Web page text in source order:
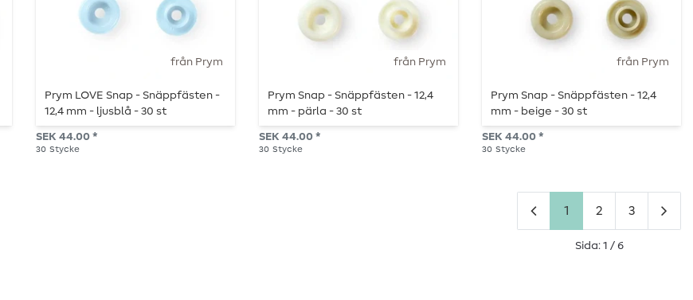
från Prym
Prym LOVE Snap - Snäppfästen -
12,4 mm - ljusblå - 30 st
SEK 44.00 *
30 Stycke
från Prym
Prym Snap - Snäppfästen - 12,4
mm - pärla - 30 st
SEK 44.00 *
30 Stycke
från Prym
Prym Snap - Snäppfästen - 12,4
mm - beige - 30 st
SEK 44.00 *
30 Stycke
1 2 3
Sida: 1 / 6